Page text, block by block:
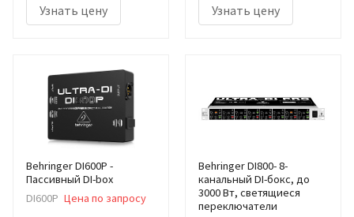
Узнать цену Узнать цену
Behringer DI600P -
Пассивный DI-box
DI600P Цена по запросу
Behringer DI800- 8-
канальный DI-бокс, до
3000 Вт, светящиеся
переключатели